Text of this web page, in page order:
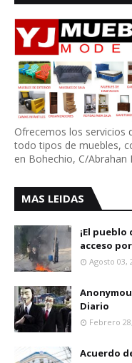
Ofrecemos los servicios
todo tipos de muebles,
en Bohechio, C/Abrahan
MAS LEIDAS
¡El
acceso
Agosto 03,
Diario
Febrero
Acuerdo